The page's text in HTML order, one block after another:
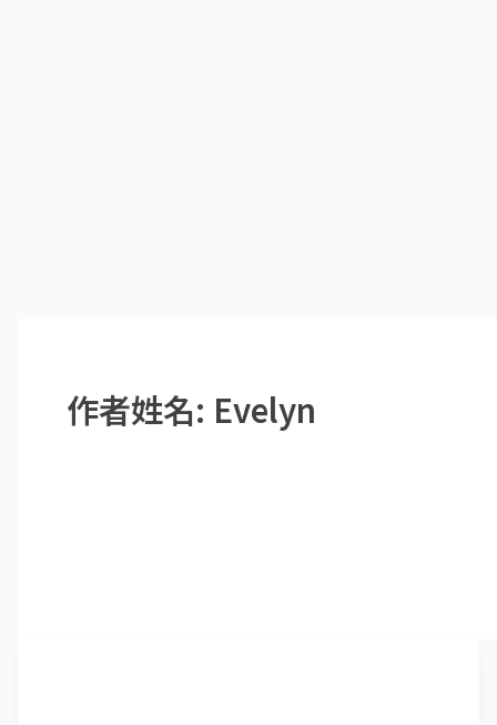
作者姓名: Evelyn